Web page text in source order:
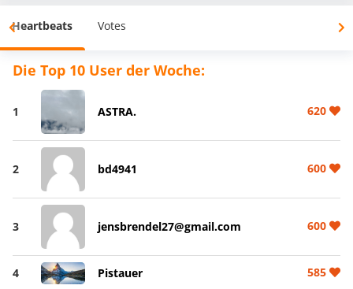
Heartbeats Votes
Die Top 10 User der Woche:
1 ASTRA. 620
2 bd4941 600
3 jensbrendel27@gmail.com 600
4 Pistauer 585